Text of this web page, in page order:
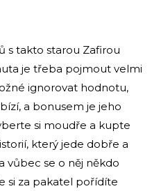
s takto starou Zafirou
je třeba pojmout velmi
ignorovat hodnotu,
a bonusem je jeho
si moudře a kupte
který jede dobře a
vůbec se o něj někdo
si za pakatel pořídíte